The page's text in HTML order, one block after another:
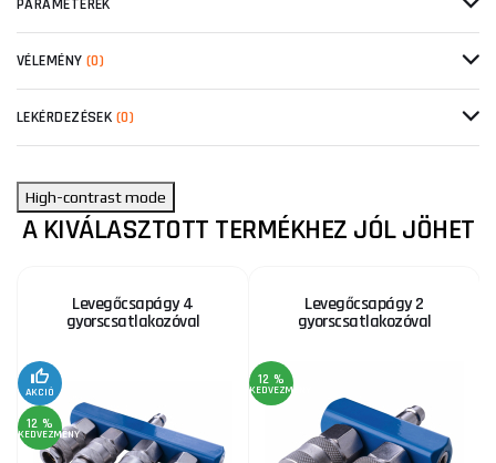
PARAMÉTEREK
VÉLEMÉNY (0)
LEKÉRDEZÉSEK (0)
High-contrast mode
A KIVÁLASZTOTT TERMÉKHEZ JÓL JÖHET
Levegőcsapágy 4
gyorscsatlakozóval
AKCIÓ
12 %
KEDVEZMÉNY
Levegőcsapágy 2
gyorscsatlakozóval
12 %
KEDVEZMÉNY